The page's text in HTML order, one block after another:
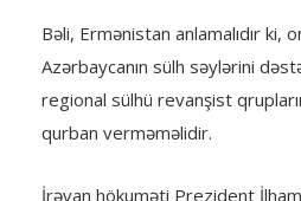
Bəli, Ermənistan anlamalıdır ki,
Azərbaycanın sülh səylərini
regional sülhü revanşist
qurban verməməlidir.
İrəvan hökuməti Prezident